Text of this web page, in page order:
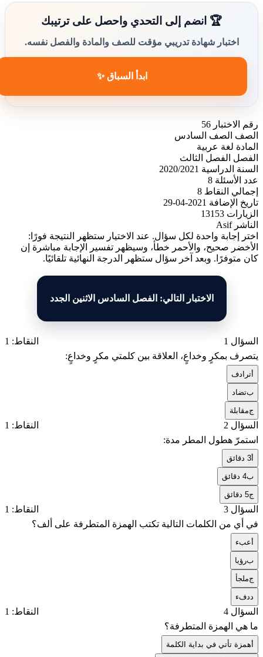
🏆 انضم إلى التحدي واحصل على ترتيبك
اختبار شهادة تدريبي مؤقت للصف والمادة والفصل نفسه.
ابدأ السباق ✨
رقم الاختبار 56
الصف
الصف السادس
المادة لغة عربية
الفصل
الفصل الثالث
السنة الدراسية
2020/2021
عدد الأسئلة 8
إجمالي النقاط 8
تاريخ الإضافة
2021-04-29
الزيارات 13153
الناشر Asif
اختر إجابة واحدة لكل سؤال. عند الاختيار ستظهر النتيجة فورًا:
الأخضر صحيح، والأحمر خطأ، وسيظهر تفسير الإجابة مباشرة إن
كان متوفرًا. وبعد آخر سؤال ستظهر الدرجة النهائية تلقائيًا.
الاختبار التالي: الفصل السادس الاثنين الجدد
السؤال 1
النقاط: 1
يتصرف بمكرٍ وخداعٍ، العلاقة بين كلمتي مكرٍ وخداعٍ:
ترادف
بتضاد
جمقابلة
السؤال 2
النقاط: 1
استمرّ هطول المطر مدة:
3 دقائق
ب4 دقائق
ج5 دقائق
السؤال 3
النقاط: 1
في أي من الكلمات التالية تكتب الهمزة المتطرفة على ألف؟
عبء
برؤيا
جملجأ
دفء
السؤال 4
النقاط: 1
ما هي الهمزة المتطرفة؟
همزة تأتي في بداية الكلمة